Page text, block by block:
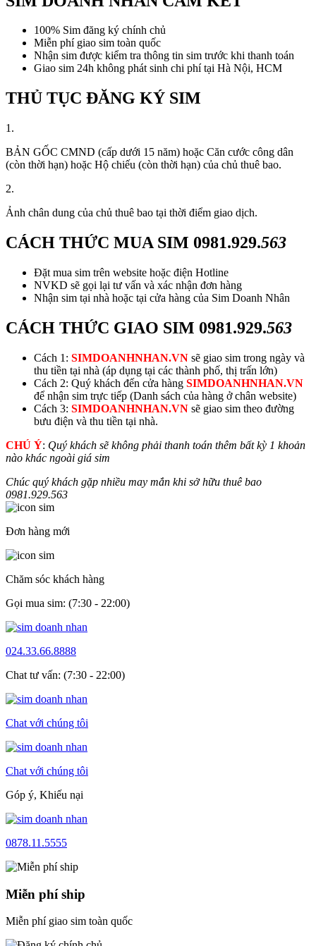
100% Sim đăng ký chính chủ
Miễn phí giao sim toàn quốc
Nhận sim được kiểm tra thông tin sim trước khi thanh toán
Giao sim 24h không phát sinh chi phí tại Hà Nội, HCM
THỦ TỤC ĐĂNG KÝ SIM
1.
BẢN GỐC CMND (cấp dưới 15 năm) hoặc Căn cước công dân
(còn thời hạn) hoặc Hộ chiếu (còn thời hạn) của chủ thuê bao.
2.
Ảnh chân dung của chủ thuê bao tại thời điểm giao dịch.
CÁCH THỨC MUA SIM 0981.929.563
Đặt mua sim trên website hoặc điện Hotline
NVKD sẽ gọi lại tư vấn và xác nhận đơn hàng
Nhận sim tại nhà hoặc tại cửa hàng của Sim Doanh Nhân
CÁCH THỨC GIAO SIM 0981.929.563
Cách 1: SIMDOANHNHAN.VN sẽ giao sim trong ngày và
thu tiền tại nhà (áp dụng tại các thành phố, thị trấn lớn)
Cách 2: Quý khách đến cửa hàng SIMDOANHNHAN.VN
để nhận sim trực tiếp (Danh sách của hàng ở chân website)
Cách 3: SIMDOANHNHAN.VN sẽ giao sim theo đường
bưu điện và thu tiền tại nhà.
CHÚ Ý: Quý khách sẽ không phải thanh toán thêm bất kỳ 1 khoản
nào khác ngoài giá sim
Chúc quý khách gặp nhiều may mắn khi sở hữu thuê bao
0981.929.563
Đơn hàng mới
Chăm sóc khách hàng
Gọi mua sim: (7:30 - 22:00)
024.33.66.8888
Chat tư vấn: (7:30 - 22:00)
Chat với chúng tôi
Chat với chúng tôi
Góp ý, Khiếu nại
0878.11.5555
Miễn phí ship
Miễn phí giao sim toàn quốc